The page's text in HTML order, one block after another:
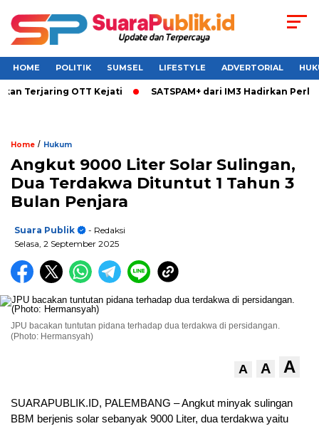
HOME POLITIK SUMSEL LIFESTYLE ADVERTORIAL
OTT Kejati SATSPAM+ dari IM3 Hadirkan
Home / Hukum
Angkut 9000 Liter Solar Sulingan,
Dua Terdakwa Dituntut 1 Tahun 3
Bulan Penjara
Suara Publik
- Redaksi
Selasa, 2 September 2025
JPU bacakan tuntutan pidana terhadap dua terdakwa di persidangan.
(Photo: Hermansyah)
A A A
SUARAPUBLIK.ID, PALEMBANG – Angkut minyak sulingan
BBM berjenis solar sebanyak 9000 Liter, dua terdakwa yaitu